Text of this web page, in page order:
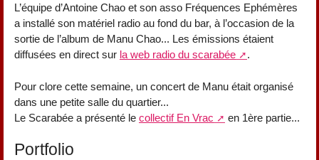
L’équipe d’Antoine Chao et son asso Fréquences Ephémères
a installé son matériel radio au fond du bar, à l’occasion de la
sortie de l’album de Manu Chao... Les émissions étaient
diffusées en direct sur la web radio du scarabée .
Pour clore cette semaine, un concert de Manu était organisé
dans une petite salle du quartier...
Le Scarabée a présenté le collectif En Vrac en 1ère partie...
Portfolio